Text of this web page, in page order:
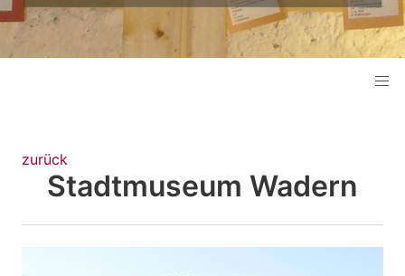
zurück
Stadtmuseum Wadern